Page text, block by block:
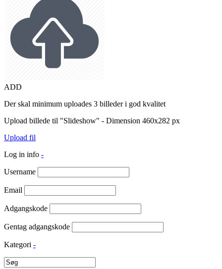
ADD
Der skal minimum uploades 3 billeder i god kvalitet
Upload billede til "Slideshow" - Dimension 460x282 px
Upload fil
Log in info -
Username
Email
Adgangskode
Gentag adgangskode
Kategori -